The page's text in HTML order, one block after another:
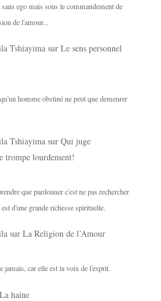
ego mais sous le commandement de
de l'amour...
Tshiayimasur Le sens personnel
homme obstiné ne peut que demeurer
Tshiayimasur Qui juge
trompe lourdement!
que pardonner c'est ne pas rechercher
d'une grande richesse spirituelle.
sur La Religion de l’Amour
jamais, car elle est la voix de l'esprit.
La haine